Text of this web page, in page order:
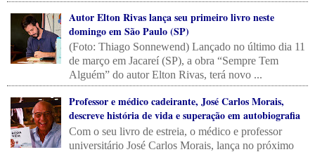
Autor Elton Rivas lança seu primeiro livro neste
domingo em São Paulo (SP)
(Foto: Thiago Sonnewend) Lançado no último dia 11
de março em Jacareí (SP), a obra “Sempre Tem
Alguém” do autor Elton Rivas, terá novo ...
Professor e médico cadeirante, José Carlos Morais,
descreve história de vida e superação em autobiografia
Com o seu livro de estreia, o médico e professor
universitário José Carlos Morais, lança no próximo